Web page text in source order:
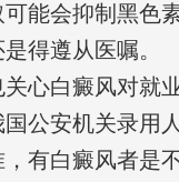
能会抑制黑色
得遵从医嘱。
心白癜风对就
公安机关录用
有白癜风者是